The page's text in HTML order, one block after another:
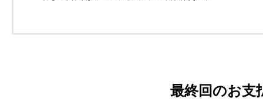
最終回のお支